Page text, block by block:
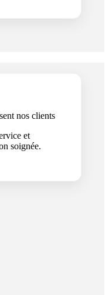
nos clients
et
soignée.